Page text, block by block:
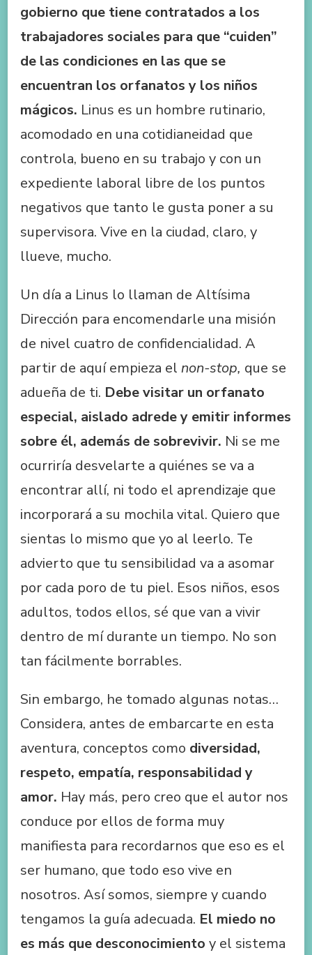
gobierno que tiene contratados a los
trabajadores sociales para que “cuiden”
de las condiciones en las que se
encuentran los orfanatos y los niños
mágicos. Linus es un hombre rutinario,
acomodado en una cotidianeidad que
controla, bueno en su trabajo y con un
expediente laboral libre de los puntos
negativos que tanto le gusta poner a su
supervisora. Vive en la ciudad, claro, y
llueve, mucho.
Un día a Linus lo llaman de Altísima
Dirección para encomendarle una misión
de nivel cuatro de confidencialidad. A
partir de aquí empieza el non-stop, que se
adueña de ti. Debe visitar un orfanato
especial, aislado adrede y emitir informes
sobre él, además de sobrevivir. Ni se me
ocurriría desvelarte a quiénes se va a
encontrar allí, ni todo el aprendizaje que
incorporará a su mochila vital. Quiero que
sientas lo mismo que yo al leerlo. Te
advierto que tu sensibilidad va a asomar
por cada poro de tu piel. Esos niños, esos
adultos, todos ellos, sé que van a vivir
dentro de mí durante un tiempo. No son
tan fácilmente borrables.
Sin embargo, he tomado algunas notas…
Considera, antes de embarcarte en esta
aventura, conceptos como diversidad,
respeto, empatía, responsabilidad y
amor. Hay más, pero creo que el autor nos
conduce por ellos de forma muy
manifiesta para recordarnos que eso es el
ser humano, que todo eso vive en
nosotros. Así somos, siempre y cuando
tengamos la guía adecuada. El miedo no
es más que desconocimiento y el sistema